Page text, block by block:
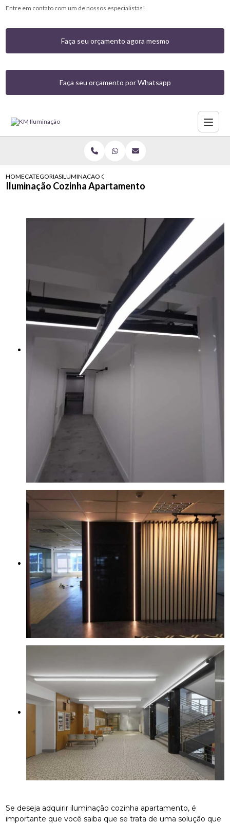
Entre em contato com um de nossos especialistas!
Faça seu orçamento agora mesmo
Faça seu orçamento por Whatsapp
HOMECATEGORIASILUMINACAO COZINHA APARTAMENTO
Iluminação Cozinha Apartamento
Se deseja adquirir iluminação cozinha apartamento, é
importante que você saiba que se trata de uma solução que